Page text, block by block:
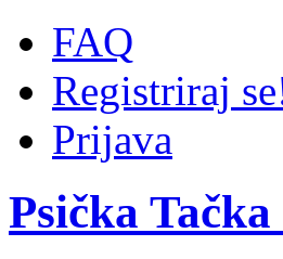
FAQ
Registriraj
Prijava
Psička